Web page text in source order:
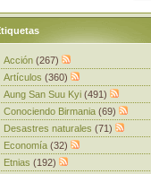
Acción (267)
Artículos (360)
Aung San Suu Kyi (491)
Conociendo Birmania (69)
Desastres naturales (71)
Economía (32)
Etnias (192)